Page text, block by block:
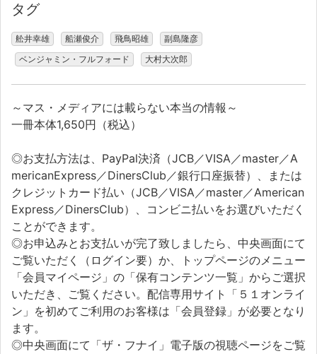
タグ
舩井幸雄 船瀬俊介 飛鳥昭雄
副島隆彦
ベンジャミン・フルフォード
大村大次郎
～マス・メディアには載らない本当の情報～
一冊本体1,650円（税込）
◎お支払方法は、PayPal決済（JCB／VISA／master／A
mericanExpress／DinersClub／銀行口座振替）、または
クレジットカード払い（JCB／VISA／master／American
Express／DinersClub）、コンビニ払いをお選びいただく
ことができます。
◎お申込みとお支払いが完了致しましたら、中央画面にて
ご覧いただく（ログイン要）か、トップページのメニュー
「会員マイページ」の「保有コンテンツ一覧」からご選択
いただき、ご覧ください。配信専用サイト「５１オンライ
ン」を初めてご利用のお客様は「会員登録」が必要となり
ます。
◎中央画面にて「ザ・フナイ」電子版の視聴ページをご覧